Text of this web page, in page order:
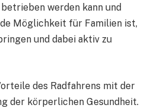
werden kann und
Möglichkeit für Familien ist,
und dabei aktiv zu
des Radfahrens mit der
der körperlichen Gesundheit.